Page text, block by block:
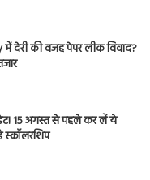
देरी की वजह पेपर लीक विवाद?
15 अगस्त से पहले कर लें ये